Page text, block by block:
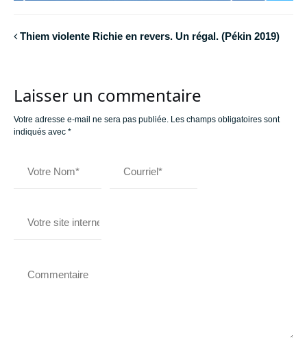
Thiem violente Richie en revers. Un régal. (Pékin 2019)
Laisser un commentaire
Votre adresse e-mail ne sera pas publiée. Les champs obligatoires sont
indiqués avec *